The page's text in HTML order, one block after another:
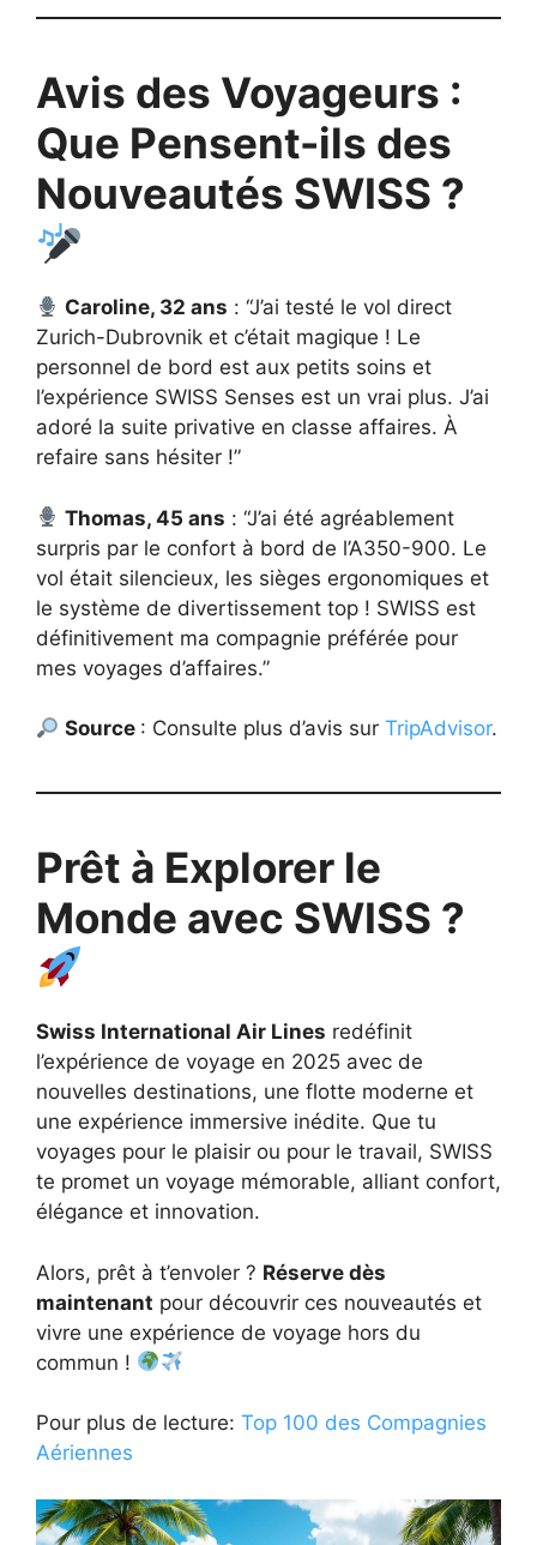
Avis des Voyageurs :
Que Pensent-ils des
Nouveautés SWISS ?
Caroline, 32 ans : “J’ai testé le vol direct
Zurich-Dubrovnik et c’était magique ! Le
personnel de bord est aux petits soins et
l’expérience SWISS Senses est un vrai plus. J’ai
adoré la suite privative en classe affaires. À
refaire sans hésiter !”
Thomas, 45 ans : “J’ai été agréablement
surpris par le confort à bord de l’A350-900. Le
vol était silencieux, les sièges ergonomiques et
le système de divertissement top ! SWISS est
définitivement ma compagnie préférée pour
mes voyages d’affaires.”
Source : Consulte plus d’avis surTripAdvisor.
Prêt à Explorer le
Monde avec SWISS ?
Swiss International Air Lines redéfinit
l’expérience de voyage en 2025 avec de
nouvelles destinations, une flotte moderne et
une expérience immersive inédite. Que tu
voyages pour le plaisir ou pour le travail, SWISS
te promet un voyage mémorable, alliant confort,
élégance et innovation.
Alors, prêt à t’envoler ? Réserve dès
maintenant pour découvrir ces nouveautés et
vivre une expérience de voyage hors du
commun !
Pour plus de lecture: Top 100 des Compagnies
Aériennes